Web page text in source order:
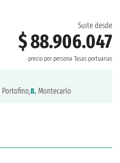
Suite desde
$ 88.906.047
precio por persona Tasas portuarias
Portofino,8. Montecarlo